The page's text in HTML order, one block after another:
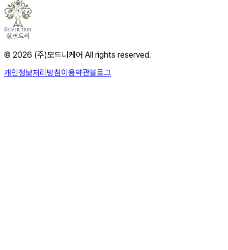
© 2026 (주)모드니케어 All rights reserved.
개인정보처리방침이용약관블로그